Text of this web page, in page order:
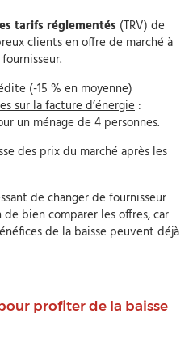
tarifs réglementés (TRV) de
clients en offre de marché à
(-15 % en moyenne)
sur la facture d’énergie :
un ménage de 4 personnes.
des prix du marché après les
de changer de fournisseur
bien comparer les offres, car
de la baisse peuvent déjà
profiter de la baisse